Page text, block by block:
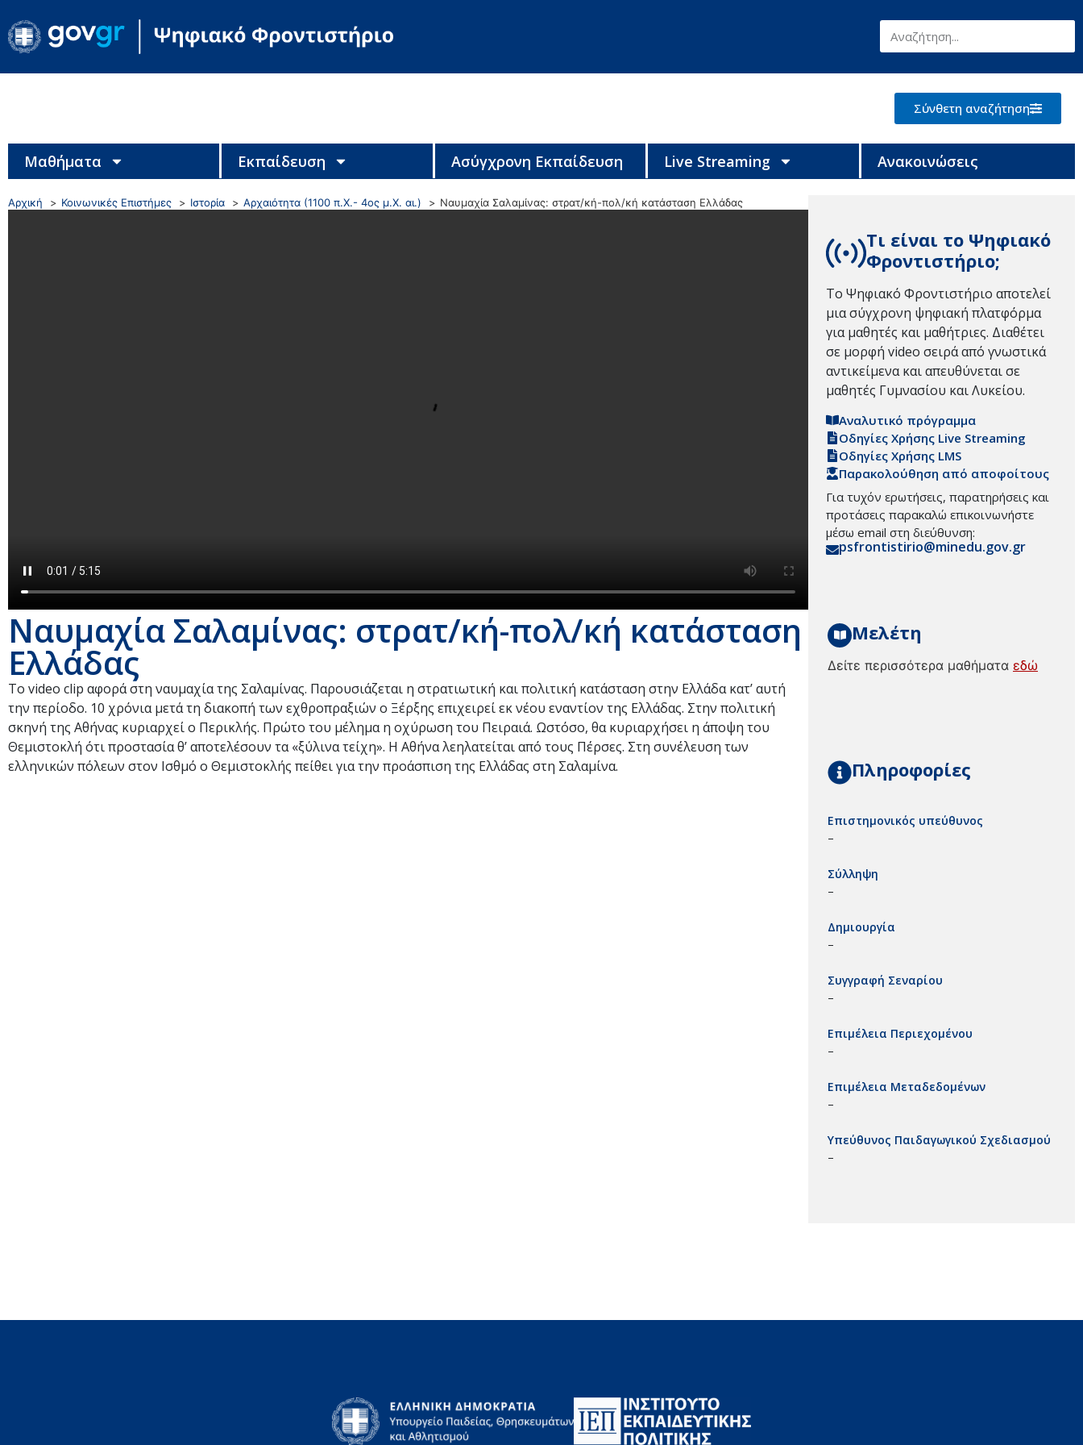
Σύνθετη αναζήτηση
Μαθήματα Εκπαίδευση Ασύγχρονη Εκπαίδευση Live Streaming Ανακοινώσεις
Αρχική Κοινωνικές Επιστήμες Ιστορία Αρχαιότητα (1100 π.Χ.- 4ος μ.Χ. αι.) Ναυμαχία Σαλαμίνας: στρατ/κή-πολ/κή κατάσταση Ελλάδας
Ναυμαχία Σαλαμίνας: στρατ/κή-πολ/κή κατάσταση
Ελλάδας
Το video clip αφορά στη ναυμαχία της Σαλαμίνας. Παρουσιάζεται η στρατιωτική και πολιτική κατάσταση στην Ελλάδα κατ’ αυτή
την περίοδο. 10 χρόνια μετά τη διακοπή των εχθροπραξιών ο Ξέρξης επιχειρεί εκ νέου εναντίον της Ελλάδας. Στην πολιτική
σκηνή της Αθήνας κυριαρχεί ο Περικλής. Πρώτο του μέλημα η οχύρωση του Πειραιά. Ωστόσο, θα κυριαρχήσει η άποψη του
Θεμιστοκλή ότι προστασία θ’ αποτελέσουν τα «ξύλινα τείχη». Η Αθήνα λεηλατείται από τους Πέρσες. Στη συνέλευση των
ελληνικών πόλεων στον Ισθμό ο Θεμιστοκλής πείθει για την προάσπιση της Ελλάδας στη Σαλαμίνα.
Τι είναι το Ψηφιακό
Φροντιστήριο;
Το Ψηφιακό Φροντιστήριο αποτελεί
μια σύγχρονη ψηφιακή πλατφόρμα
για μαθητές και μαθήτριες. Διαθέτει
σε μορφή video σειρά από γνωστικά
αντικείμενα και απευθύνεται σε
μαθητές Γυμνασίου και Λυκείου.
Αναλυτικό πρόγραμμα
Οδηγίες Χρήσης Live Streaming
Οδηγίες Χρήσης LMS
Παρακολούθηση από αποφοίτους
Για τυχόν ερωτήσεις, παρατηρήσεις και
προτάσεις παρακαλώ επικοινωνήστε
μέσω email στη διεύθυνση:
psfrontistirio@minedu.gov.gr
Μελέτη
Δείτε περισσότερα μαθήματα εδώ
Πληροφορίες
Επιστημονικός υπεύθυνος
–
Σύλληψη
–
Δημιουργία
–
Συγγραφή Σεναρίου
–
Επιμέλεια Περιεχομένου
–
Επιμέλεια Μεταδεδομένων
–
Υπεύθυνος Παιδαγωγικού Σχεδιασμού
–